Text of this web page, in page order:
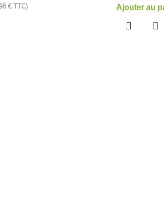
€ TTC) Ajouter au